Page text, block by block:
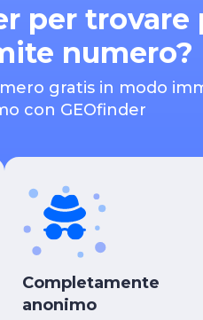
per
numero?
gratis in modo
con GEOfinder
Completamente
anonimo